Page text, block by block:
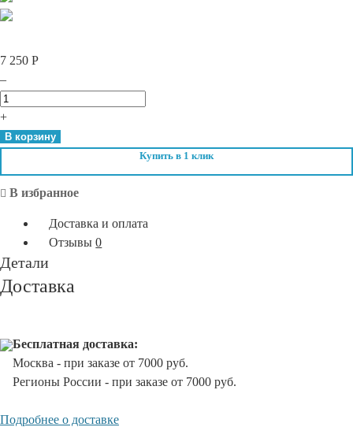
7 250 Р
–
Количество
Time
To
Постпилинговый
нейтрализатор
+
В корзину
Купить в 1 клик
В избранное
Доставка и оплата
Отзывы0
Детали
Доставка
Бесплатная доставка:
Москва - при заказе от 7000 руб.
Регионы России - при заказе от 7000 руб.
Подробнее о доставке